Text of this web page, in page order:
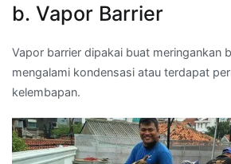
b. Vapor Barrier
Vapor barrier dipakai buat meringankan
mengalami kondensasi atau terdapat
kelembapan.